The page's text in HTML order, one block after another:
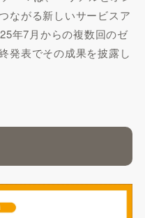
ながる新しいサービスア
年7月からの複数回のゼ
発表でその成果を披露し